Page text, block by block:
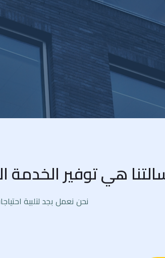
هي توفير الخدمة
نحن نعمل بجد لتلبية